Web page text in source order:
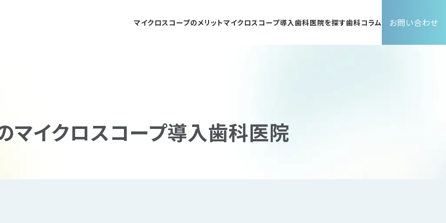
マイクロスコープのメリットマイクロスコープ導入歯科医院を探す歯科コラム お問い合わせ
マイクロスコープ導入歯科医院